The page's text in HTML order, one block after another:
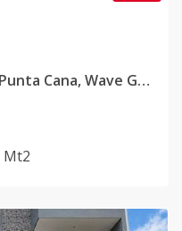
Apartamento en venta en Punta Cana, Wave Garden
Mt2